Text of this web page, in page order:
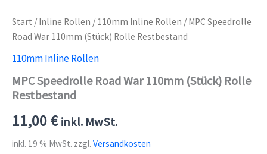
Start / Inline Rollen / 110mm Inline Rollen / MPC Speedrolle
Road War 110mm (Stück) Rolle Restbestand
110mm Inline Rollen
MPC Speedrolle Road War 110mm (Stück) Rolle
Restbestand
11,00€ inkl. MwSt.
inkl. 19 % MwSt. zzgl. Versandkosten